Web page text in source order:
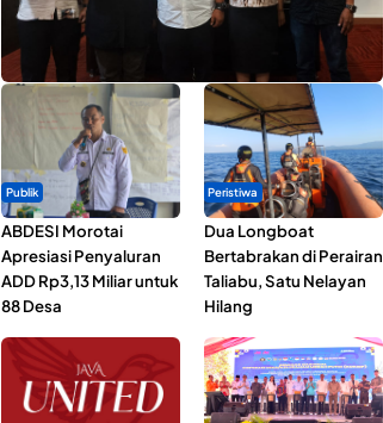
Dua Talenta Muda Ternate Wakili Maluku Utara di
Gita Bahana Nusantara 2026
Publik
ABDESI Morotai
Apresiasi Penyaluran
ADD Rp3,13 Miliar untuk
88 Desa
Peristiwa
Dua Longboat
Bertabrakan di Perairan
Taliabu, Satu Nelayan
Hilang